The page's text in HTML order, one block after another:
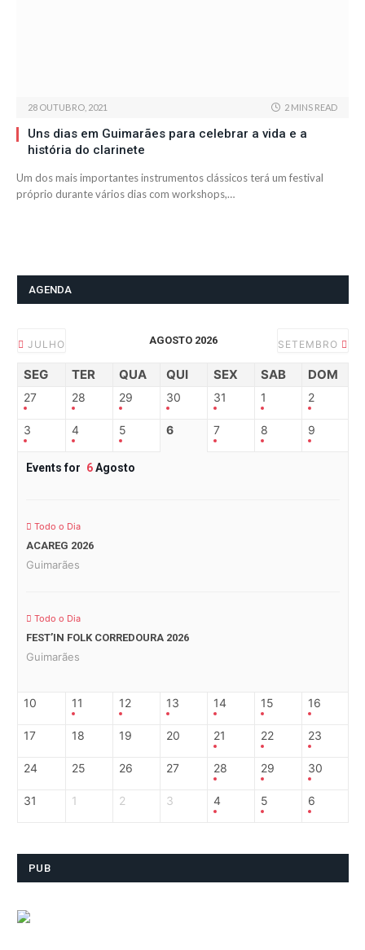
28 OUTUBRO, 2021 2 MINS READ
Uns dias em Guimarães para celebrar a vida e a
história do clarinete
Um dos mais importantes instrumentos clássicos terá um festival
próprio durante vários dias com workshops,…
AGENDA
JULHO AGOSTO 2026 SETEMBRO
SEG TER QUA QUI SEX SAB DOM
27 28 29 30 31 1 2
3 4 5 6 7 8 9
Events for 6Agosto
Todo o Dia
ACAREG 2026
Guimarães
Todo o Dia
FEST’IN FOLK CORREDOURA 2026
Guimarães
10 11 12 13 14 15 16
17 18 19 20 21 22 23
24 25 26 27 28 29 30
31 1 2 3 4 5 6
PUB